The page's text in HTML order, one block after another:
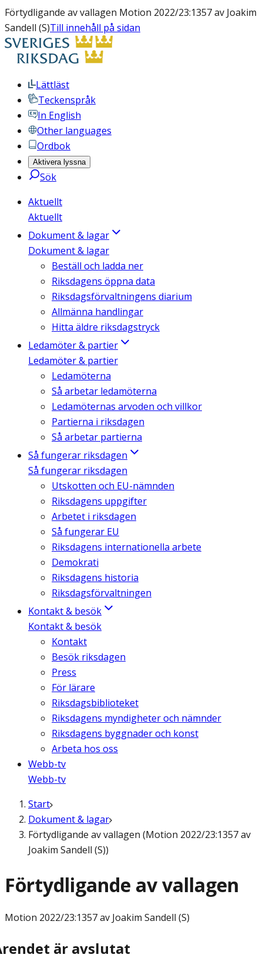
Förtydligande av vallagen Motion 2022/23:1357 av Joakim
Sandell (S)Till innehåll på sidan
Lättläst
Teckenspråk
In English
Other languages
Ordbok
Aktivera lyssna
Sök
Aktuellt
Aktuellt
Dokument & lagar
Dokument & lagar
Beställ och ladda ner
Riksdagens öppna data
Riksdagsförvaltningens diarium
Allmänna handlingar
Hitta äldre riksdagstryck
Ledamöter & partier
Ledamöter & partier
Ledamöterna
Så arbetar ledamöterna
Ledamöternas arvoden och villkor
Partierna i riksdagen
Så arbetar partierna
Så fungerar riksdagen
Så fungerar riksdagen
Utskotten och EU-nämnden
Riksdagens uppgifter
Arbetet i riksdagen
Så fungerar EU
Riksdagens internationella arbete
Demokrati
Riksdagens historia
Riksdagsförvaltningen
Kontakt & besök
Kontakt & besök
Kontakt
Besök riksdagen
Press
För lärare
Riksdagsbiblioteket
Riksdagens myndigheter och nämnder
Riksdagens byggnader och konst
Arbeta hos oss
Webb-tv
Webb-tv
Start
Dokument & lagar
Förtydligande av vallagen (Motion 2022/23:1357 av
Joakim Sandell (S))
Förtydligande av vallagen
Motion 2022/23:1357 av Joakim Sandell (S)
är avslutat